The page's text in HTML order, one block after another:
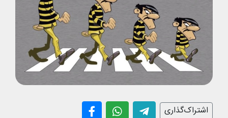
اشتراک‌گذاری